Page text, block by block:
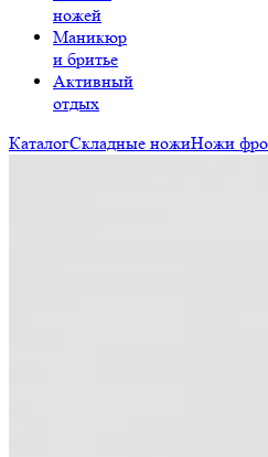
ножей
Маникюр
и бритье
Активный
отдых
КаталогСкладные ножиНожи